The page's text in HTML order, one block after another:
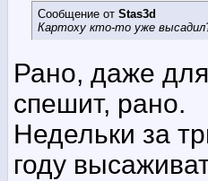
Сообщение от Stas3d
Картоху кто-то уже
Рано, даже
спешит, рано.
Недельки за
году